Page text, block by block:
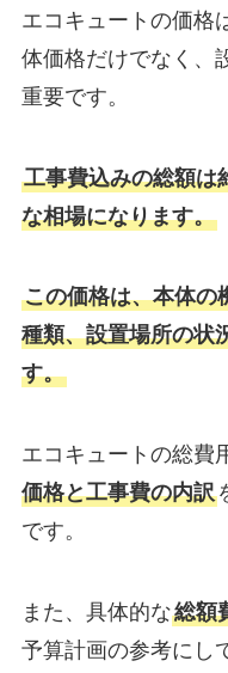
エコキュートの価格
体価格だけでなく、
重要です。
工事費込みの総額は
な相場になります。
この価格は、本体の
種類、設置場所の状
す。
エコキュートの総費
価格と工事費の内訳
です。
また、具体的な総額
予算計画の参考にし